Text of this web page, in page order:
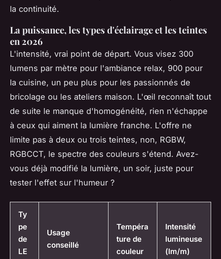
la continuité.
La puissance, les types d'éclairage et les teintes
en 2026
L'intensité, vrai point de départ. Vous visez 300
lumens par mètre pour l'ambiance relax, 900 pour
la cuisine, un peu plus pour les passionnés de
bricolage ou les ateliers maison. L'œil reconnaît tout
de suite le manque d'homogénéité, rien n'échappe
à ceux qui aiment la lumière franche. L'offre ne
limite pas à deux ou trois teintes, non, RGBW,
RGBCCT, le spectre des couleurs s'étend. Avez-
vous déjà modifié la lumière, un soir, juste pour
tester l'effet sur l'humeur ?
Ty
pe
de
LE
Usage
conseillé
Tempéra
ture de
couleur
Intensité
lumineuse
(lm/m)